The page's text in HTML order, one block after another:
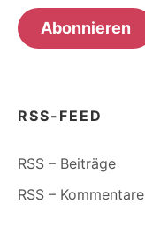
Adresse
Abonnieren
RSS-FEED
RSS – Beiträge
RSS – Kommentare